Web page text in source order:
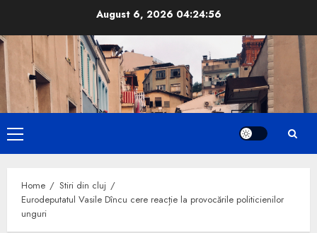
content
August 6, 2026 04:24:57
Primary
Menu
Home
Stiri din cluj
Eurodeputatul Vasile Dîncu cere reacție la provocările politicienilor
unguri